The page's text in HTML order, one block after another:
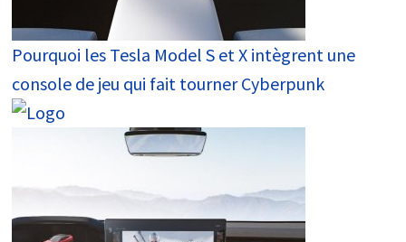
Pourquoi les Tesla Model S et X intègrent une
console de jeu qui fait tourner Cyberpunk